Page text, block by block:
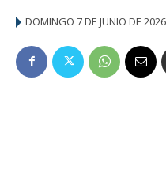
DOMINGO 7 DE JUNIO DE 2026